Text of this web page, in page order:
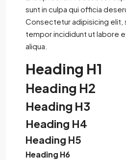
sunt in culpa qui officia
Consectetur adipisicing elit,
tempor incididunt ut labore
aliqua.
Heading H1
Heading H2
Heading H3
Heading H4
Heading H5
Heading H6